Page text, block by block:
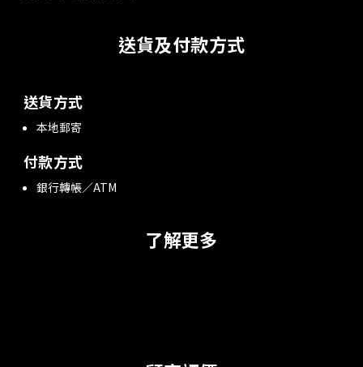
送貨及付款方式
送貨方式
本地郵寄
付款方式
銀行轉帳／ATM
了解更多